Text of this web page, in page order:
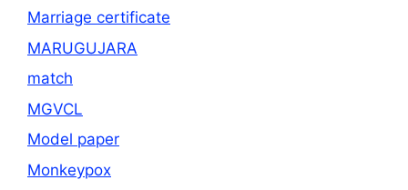
Marriage certificate
MARUGUJARA
match
MGVCL
Model paper
Monkeypox